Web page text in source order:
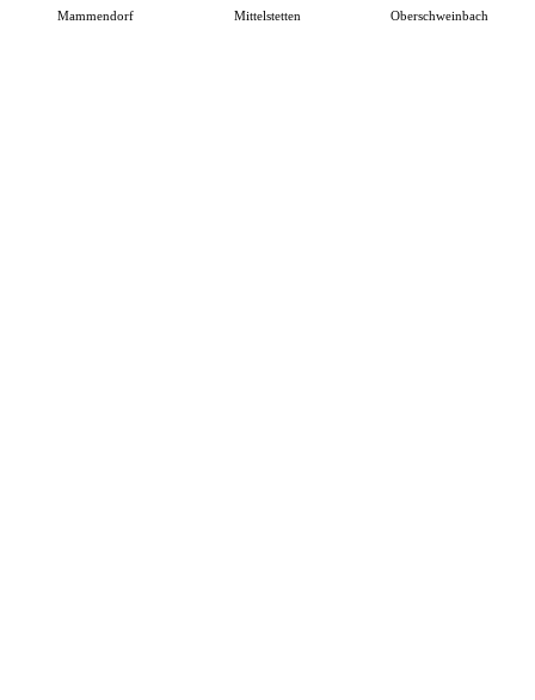
Mammendorf Mittelstetten Oberschweinbach